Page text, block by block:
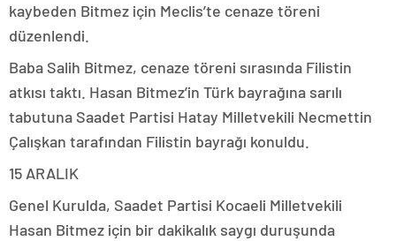
kaybeden Bitmez için Meclis’te cenaze töreni
düzenlendi.
Baba Salih Bitmez, cenaze töreni sırasında Filistin
atkısı taktı. Hasan Bitmez’in Türk bayrağına sarılı
tabutuna Saadet Partisi Hatay Milletvekili Necmettin
Çalışkan tarafından Filistin bayrağı konuldu.
15 ARALIK
Genel Kurulda, Saadet Partisi Kocaeli Milletvekili
Hasan Bitmez için bir dakikalık saygı duruşunda